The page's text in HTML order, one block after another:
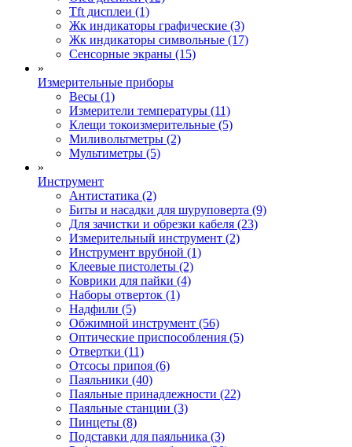
Tft дисплеи (1)
Жк индикаторы графические (3)
Жк индикаторы символьные (17)
Сенсорные экраны (15)
»
Измерительные приборы
Весы (1)
Измерители температуры (11)
Клещи токоизмерительные (5)
Миливольтметры (2)
Мультиметры (5)
»
Инструмент
Антистатика (2)
Биты и насадки для шуруповерта (9)
Для зачистки и обрезки кабеля (23)
Измерительный инструмент (2)
Инструмент врубной (1)
Клеевые пистолеты (2)
Коврики для пайки (4)
Наборы отверток (1)
Надфили (5)
Обжимной инструмент (56)
Оптические приспособления (5)
Отвертки (11)
Отсосы припоя (6)
Паяльники (40)
Паяльные принадлежности (22)
Паяльные станции (3)
Пинцеты (8)
Подставки для паяльника (3)